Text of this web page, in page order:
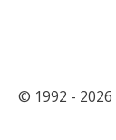
© 1992 - 2026